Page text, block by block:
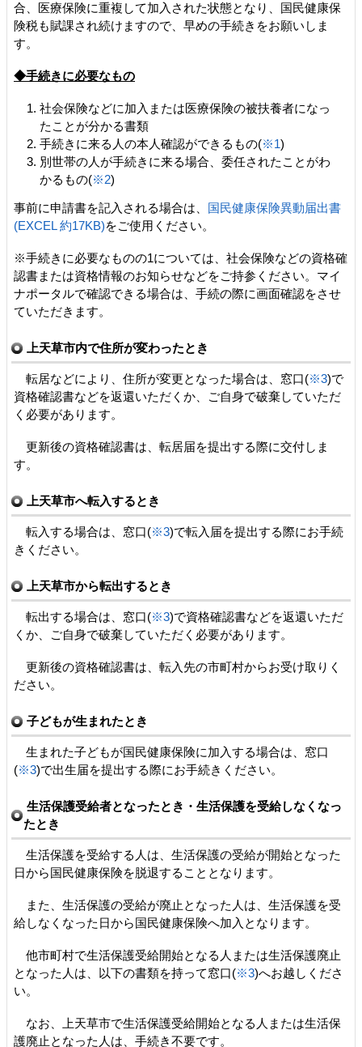
合、医療保険に重複して加入された状態となり、国民健康保
険税も賦課され続けますので、早めの手続きをお願いしま
す。
◆手続きに必要なもの
社会保険などに加入または医療保険の被扶養者になっ
たことが分かる書類
手続きに来る人の本人確認ができるもの(※1)
別世帯の人が手続きに来る場合、委任されたことがわ
かるもの(※2)
事前に申請書を記入される場合は、 国民健康保険異動届出書
(EXCEL 約17KB)をご使用ください。
※手続きに必要なものの1については、社会保険などの資格確
認書または資格情報のお知らせなどをご持参ください。マイ
ナポータルで確認できる場合は、手続の際に画面確認をさせ
ていただきます。
上天草市内で住所が変わったとき
転居などにより、住所が変更となった場合は、窓口(※3)で
資格確認書などを返還いただくか、ご自身で破棄していただ
く必要があります。
更新後の資格確認書は、転居届を提出する際に交付しま
す。
上天草市へ転入するとき
転入する場合は、窓口(※3)で転入届を提出する際にお手続
きください。
上天草市から転出するとき
転出する場合は、窓口(※3)で資格確認書などを返還いただ
くか、ご自身で破棄していただく必要があります。
更新後の資格確認書は、転入先の市町村からお受け取りく
ださい。
子どもが生まれたとき
生まれた子どもが国民健康保険に加入する場合は、窓口
(※3)で出生届を提出する際にお手続きください。
生活保護受給者となったとき・生活保護を受給しなくなっ
たとき
生活保護を受給する人は、生活保護の受給が開始となった
日から国民健康保険を脱退することとなります。
また、生活保護の受給が廃止となった人は、生活保護を受
給しなくなった日から国民健康保険へ加入となります。
他市町村で生活保護受給開始となる人または生活保護廃止
となった人は、以下の書類を持って窓口(※3)へお越しくださ
い。
なお、上天草市で生活保護受給開始となる人または生活保
護廃止となった人は、手続き不要です。